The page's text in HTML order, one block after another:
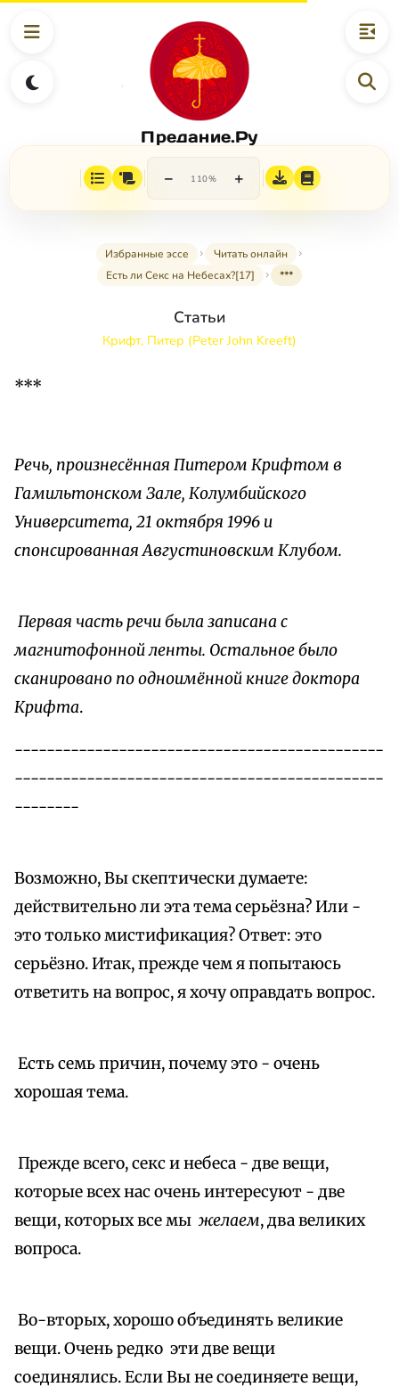
Предание.Ру
− 110% +
Избранные эссе
Читать онлайн
Есть ли Секс на Небесах?[17]
***
Статьи
Крифт, Питер (Peter John Kreeft)
***
Речь, произнесённая Питером Крифтом в
Гамильтонском Зале, Колумбийского
Университета, 21 октября 1996 и
спонсированная Августиновским Клубом.
Первая часть речи была записана с
магнитофонной ленты. Остальное было
сканировано по одноимённой книге доктора
Крифта.
----------------------------------------------
----------------------------------------------
--------
Возможно, Вы скептически думаете:
действительно ли эта тема серьёзна? Или -
это только мистификация? Ответ: это
серьёзно. Итак, прежде чем я попытаюсь
ответить на вопрос, я хочу оправдать вопрос.
Есть семь причин, почему это - очень
хорошая тема.
Прежде всего, секс и небеса - две вещи,
которые всех нас очень интересуют - две
вещи, которых все мы желаем, два великих
вопроса.
Во-вторых, хорошо объединять великие
вещи. Очень редко эти две вещи
соединялись. Если Вы не соединяете вещи,